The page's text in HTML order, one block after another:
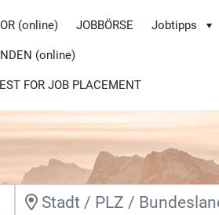
(online) JOBBÖRSE Jobtipps
(online)
FOR JOB PLACEMENT